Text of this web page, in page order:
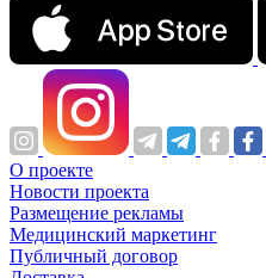
О проекте
Новости проекта
Размещение рекламы
Медицинский маркетинг
Публичный договор